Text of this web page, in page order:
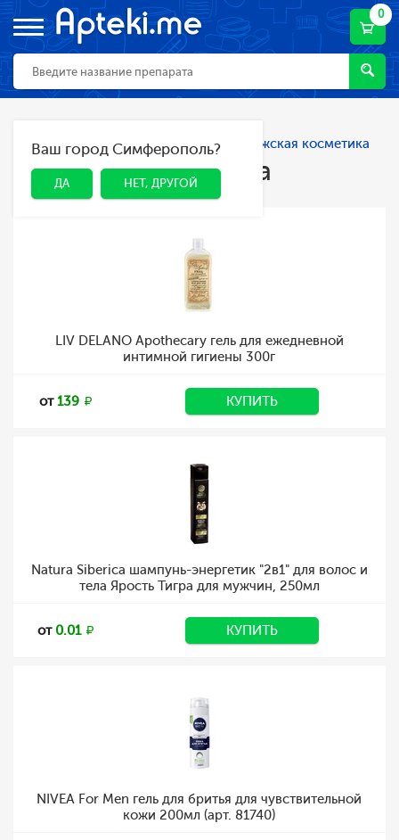
0
ДА НЕТ, ДРУГОЙ
Ваш город Симферополь?
ДА НЕТ, ДРУГОЙ
Главная Каталог Косметика Мужская косметика
Мужская косметика
LIV DELANO Apothecary гель для ежедневной
интимной гигиены 300г
от139 КУПИТЬ
Natura Siberica шампунь-энергетик "2в1" для волос и
тела Ярость Тигра для мужчин, 250мл
от 0.01 КУПИТЬ
NIVEA For Men гель для бритья для чувствительной
кожи 200мл (арт. 81740)